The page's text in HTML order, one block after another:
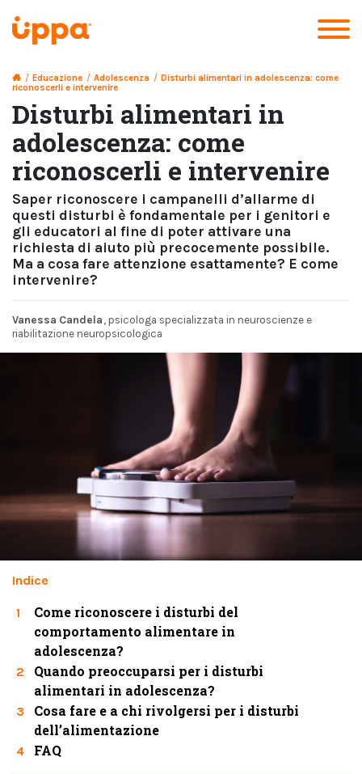
/ Educazione / Adolescenza / Disturbi alimentari in adolescenza: come
riconoscerli e intervenire
Disturbi alimentari in
adolescenza: come
riconoscerli e intervenire
Saper riconoscere i campanelli d’allarme di
questi disturbi è fondamentale per i genitori e
gli educatori al fine di poter attivare una
richiesta di aiuto più precocemente possibile.
Ma a cosa fare attenzione esattamente? E come
intervenire?
Vanessa Candela , psicologa specializzata in neuroscienze e
riabilitazione neuropsicologica
Indice
1
Come riconoscere i disturbi del
comportamento alimentare in
adolescenza?
2
Quando preoccuparsi per i disturbi
alimentari in adolescenza?
3
Cosa fare e a chi rivolgersi per i disturbi
dell’alimentazione
4 FAQ